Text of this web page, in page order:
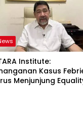
Institute:
Kasus
Menjunjung